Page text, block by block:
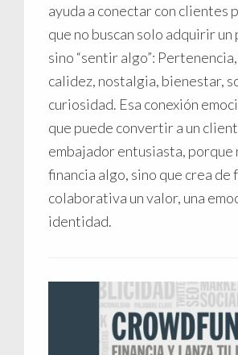
ayuda a conectar con clientes
que no buscan solo adquirir
sino “sentir algo”:
calidez, nostalgia, bienestar,
curiosidad. Esa conexión
que puede convertir a un
embajador entusiasta, porque
financia algo, sino que crea de
colaborativa un valor, una
identidad.